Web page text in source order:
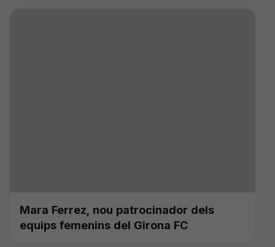
Mara Ferrez, nou patrocinador dels
equips femenins del Girona FC